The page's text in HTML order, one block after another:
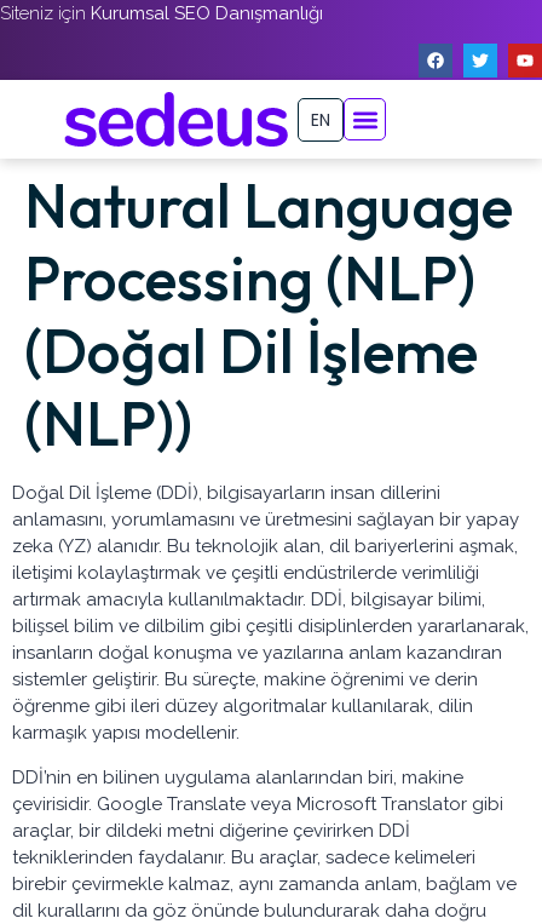
Siteniz için Kurumsal SEO Danışmanlığı
EN
Natural Language
Processing (NLP)
(Doğal Dil İşleme
(NLP))
Doğal Dil İşleme (DDİ), bilgisayarların insan dillerini
anlamasını, yorumlamasını ve üretmesini sağlayan bir yapay
zeka (YZ) alanıdır. Bu teknolojik alan, dil bariyerlerini aşmak,
iletişimi kolaylaştırmak ve çeşitli endüstrilerde verimliliği
artırmak amacıyla kullanılmaktadır. DDİ, bilgisayar bilimi,
bilişsel bilim ve dilbilim gibi çeşitli disiplinlerden yararlanarak,
insanların doğal konuşma ve yazılarına anlam kazandıran
sistemler geliştirir. Bu süreçte, makine öğrenimi ve derin
öğrenme gibi ileri düzey algoritmalar kullanılarak, dilin
karmaşık yapısı modellenir.
DDİ’nin en bilinen uygulama alanlarından biri, makine
çevirisidir. Google Translate veya Microsoft Translator gibi
araçlar, bir dildeki metni diğerine çevirirken DDİ
tekniklerinden faydalanır. Bu araçlar, sadece kelimeleri
birebir çevirmekle kalmaz, aynı zamanda anlam, bağlam ve
dil kurallarını da göz önünde bulundurarak daha doğru